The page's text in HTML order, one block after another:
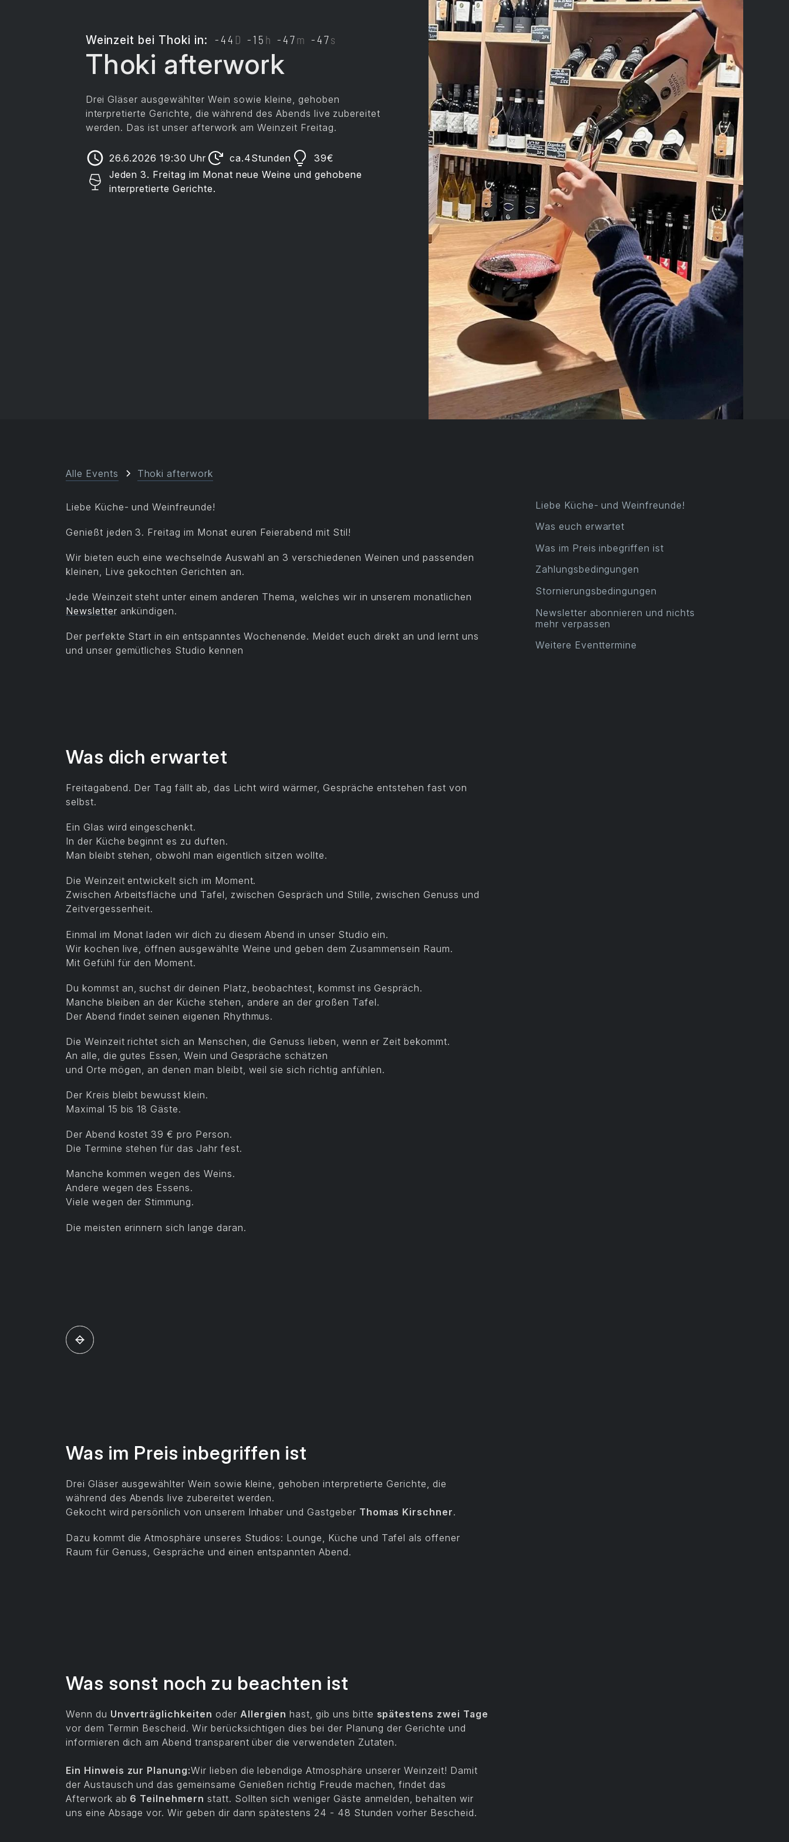
Weinzeit bei Thoki in: -44 D -15 h -47 m -47 s
Thoki afterwork
Drei Gläser ausgewählter Wein sowie kleine, gehoben
interpretierte Gerichte, die während des Abends live zubereitet
werden. Das ist unser afterwork am Weinzeit Freitag.
26.6.2026 19:30 Uhr ca.4Stunden 39€
Jeden 3. Freitag im Monat neue Weine und gehobene
interpretierte Gerichte.
Alle Events Thoki afterwork
Liebe Küche- und Weinfreunde!
Genießt jeden 3. Freitag im Monat euren Feierabend mit Stil!
Wir bieten euch eine wechselnde Auswahl an 3 verschiedenen Weinen und passenden
kleinen, Live gekochten Gerichten an.
Jede Weinzeit steht unter einem anderen Thema, welches wir in unserem monatlichen
Newsletter ankündigen.
Der perfekte Start in ein entspanntes Wochenende. Meldet euch direkt an und lernt uns
und unser gemütliches Studio kennen
Was dich erwartet
Freitagabend. Der Tag fällt ab, das Licht wird wärmer, Gespräche entstehen fast von
selbst.
Ein Glas wird eingeschenkt.
In der Küche beginnt es zu duften.
Man bleibt stehen, obwohl man eigentlich sitzen wollte.
Die Weinzeit entwickelt sich im Moment.
Zwischen Arbeitsfläche und Tafel, zwischen Gespräch und Stille, zwischen Genuss und
Zeitvergessenheit.
Einmal im Monat laden wir dich zu diesem Abend in unser Studio ein.
Wir kochen live, öffnen ausgewählte Weine und geben dem Zusammensein Raum.
Mit Gefühl für den Moment.
Du kommst an, suchst dir deinen Platz, beobachtest, kommst ins Gespräch.
Manche bleiben an der Küche stehen, andere an der großen Tafel.
Der Abend findet seinen eigenen Rhythmus.
Die Weinzeit richtet sich an Menschen, die Genuss lieben, wenn er Zeit bekommt.
An alle, die gutes Essen, Wein und Gespräche schätzen
und Orte mögen, an denen man bleibt, weil sie sich richtig anfühlen.
Der Kreis bleibt bewusst klein.
Maximal 15 bis 18 Gäste.
Der Abend kostet 39 € pro Person.
Die Termine stehen für das Jahr fest.
Manche kommen wegen des Weins.
Andere wegen des Essens.
Viele wegen der Stimmung.
Die meisten erinnern sich lange daran.
Was im Preis inbegriffen ist
Drei Gläser ausgewählter Wein sowie kleine, gehoben interpretierte Gerichte, die
während des Abends live zubereitet werden.
Gekocht wird persönlich von unserem Inhaber und Gastgeber Thomas Kirschner.
Dazu kommt die Atmosphäre unseres Studios: Lounge, Küche und Tafel als offener
Raum für Genuss, Gespräche und einen entspannten Abend.
Was sonst noch zu beachten ist
Wenn du Unverträglichkeiten oder Allergien hast, gib uns bitte spätestens zwei Tage
vor dem Termin Bescheid. Wir berücksichtigen dies bei der Planung der Gerichte und
informieren dich am Abend transparent über die verwendeten Zutaten.
Ein Hinweis zur Planung:Wir lieben die lebendige Atmosphäre unserer Weinzeit! Damit
der Austausch und das gemeinsame Genießen richtig Freude machen, findet das
Afterwork ab 6 Teilnehmern statt. Sollten sich weniger Gäste anmelden, behalten wir
uns eine Absage vor. Wir geben dir dann spätestens 24 - 48 Stunden vorher Bescheid.
Liebe Küche- und Weinfreunde!
Was euch erwartet
Was im Preis inbegriffen ist
Zahlungsbedingungen
Stornierungsbedingungen
Newsletter abonnieren und nichts
mehr verpassen
Weitere Eventtermine